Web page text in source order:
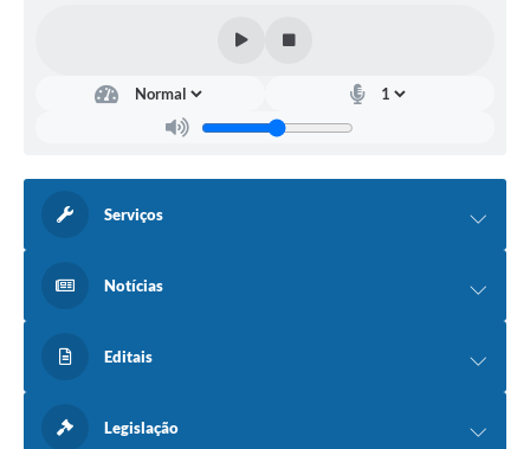
Serviços
Notícias
Editais
Legislação